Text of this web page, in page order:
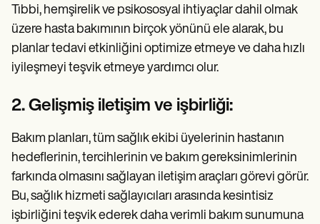
Tıbbi, hemşirelik ve psikososyal ihtiyaçlar dahil olmak
üzere hasta bakımının birçok yönünü ele alarak, bu
planlar tedavi etkinliğini optimize etmeye ve daha hızlı
iyileşmeyi teşvik etmeye yardımcı olur.
2. Gelişmiş iletişim ve işbirliği:
Bakım planları, tüm sağlık ekibi üyelerinin hastanın
hedeflerinin, tercihlerinin ve bakım gereksinimlerinin
farkında olmasını sağlayan iletişim araçları görevi görür.
Bu, sağlık hizmeti sağlayıcıları arasında kesintisiz
işbirliğini teşvik ederek daha verimli bakım sunumuna